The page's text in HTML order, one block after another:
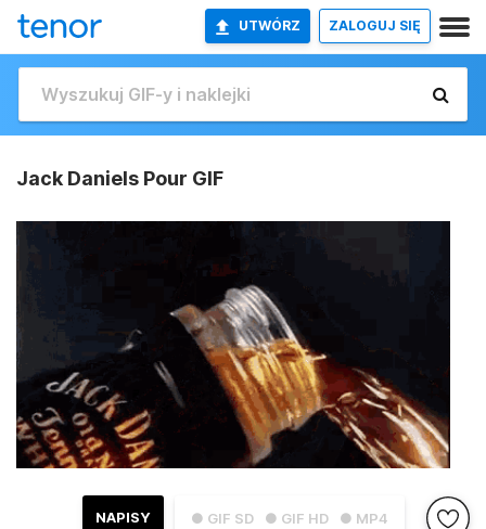
UTWÓRZ ZALOGUJ SIĘ
Jack Daniels Pour GIF
● GIF SD ● GIF HD ● MP4
NAPISY